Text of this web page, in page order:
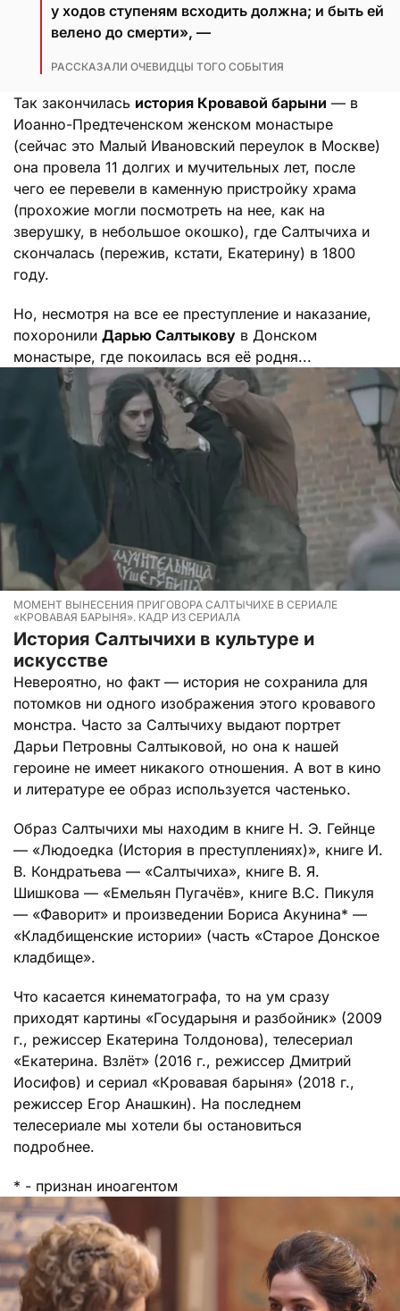
у ходов ступеням всходить должна; и быть ей
велено до смерти», —
РАССКАЗАЛИ ОЧЕВИДЦЫ ТОГО СОБЫТИЯ
Так закончилась история Кровавой барыни — в
Иоанно-Предтеченском женском монастыре
(сейчас это Малый Ивановский переулок в Москве)
она провела 11 долгих и мучительных лет, после
чего ее перевели в каменную пристройку храма
(прохожие могли посмотреть на нее, как на
зверушку, в небольшое окошко), где Салтычиха и
скончалась (пережив, кстати, Екатерину) в 1800
году.
Но, несмотря на все ее преступление и наказание,
похоронили Дарью Салтыкову в Донском
монастыре, где покоилась вся её родня...
МОМЕНТ ВЫНЕСЕНИЯ ПРИГОВОРА САЛТЫЧИХЕ В СЕРИАЛЕ
«КРОВАВАЯ БАРЫНЯ». КАДР ИЗ СЕРИАЛА
История Салтычихи в культуре и
искусстве
Невероятно, но факт — история не сохранила для
потомков ни одного изображения этого кровавого
монстра. Часто за Салтычиху выдают портрет
Дарьи Петровны Салтыковой, но она к нашей
героине не имеет никакого отношения. А вот в кино
и литературе ее образ используется частенько.
Образ Салтычихи мы находим в книге Н. Э. Гейнце
— «Людоедка (История в преступлениях)», книге И.
В. Кондратьева — «Салтычиха», книге В. Я.
Шишкова — «Емельян Пугачёв», книге В.С. Пикуля
— «Фаворит» и произведении Бориса Акунина* —
«Кладбищенские истории» (часть «Старое Донское
кладбище».
Что касается кинематографа, то на ум сразу
приходят картины «Государыня и разбойник» (2009
г., режиссер Екатерина Толдонова), телесериал
«Екатерина. Взлёт» (2016 г., режиссер Дмитрий
Иосифов) и сериал «Кровавая барыня» (2018 г.,
режиссер Егор Анашкин). На последнем
телесериале мы хотели бы остановиться
подробнее.
* - признан иноагентом